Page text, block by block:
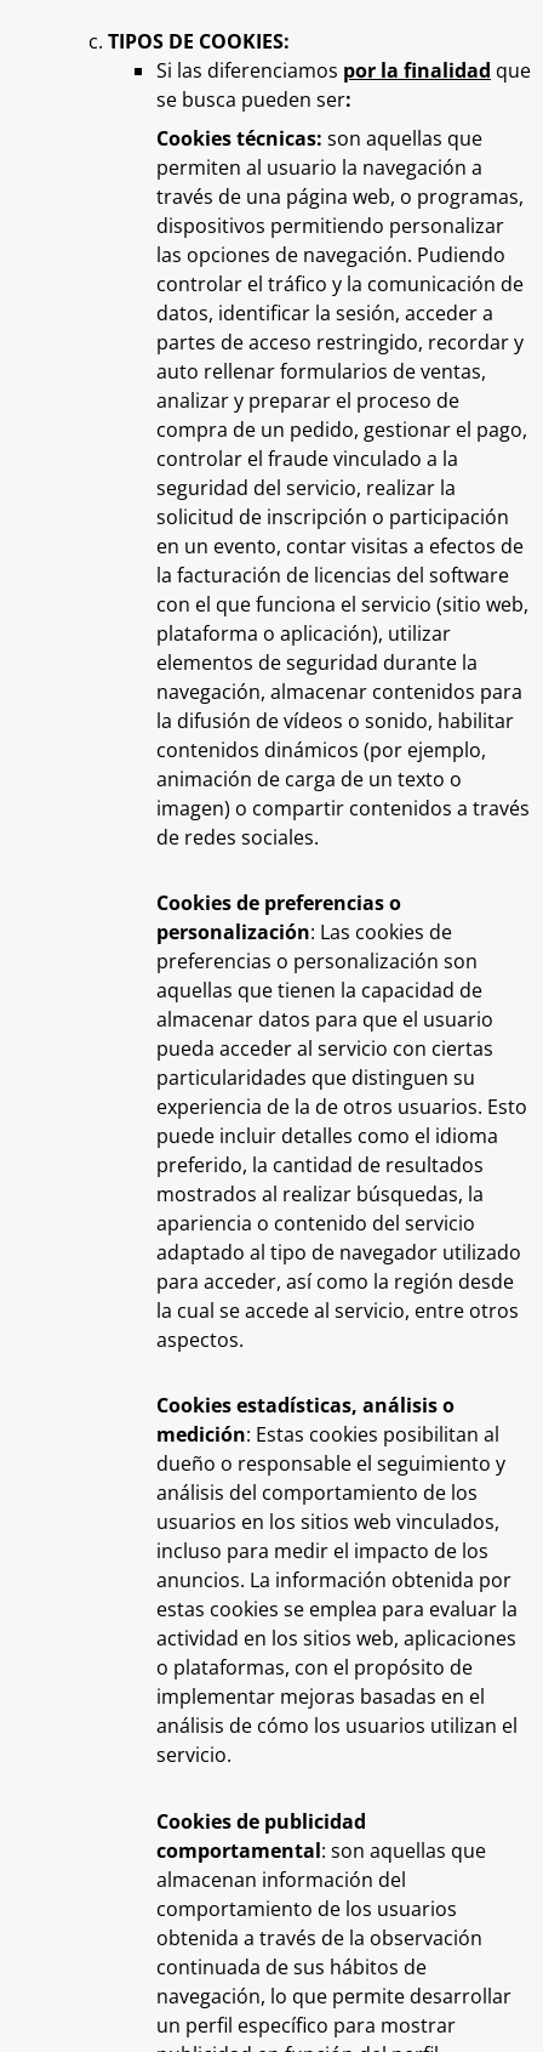
TIPOS DE COOKIES:
Si las diferenciamos por la finalidad que
se busca pueden ser:
Cookies técnicas: son aquellas que
permiten al usuario la navegación a
través de una página web, o programas,
dispositivos permitiendo personalizar
las opciones de navegación. Pudiendo
controlar el tráfico y la comunicación de
datos, identificar la sesión, acceder a
partes de acceso restringido, recordar y
auto rellenar formularios de ventas,
analizar y preparar el proceso de
compra de un pedido, gestionar el pago,
controlar el fraude vinculado a la
seguridad del servicio, realizar la
solicitud de inscripción o participación
en un evento, contar visitas a efectos de
la facturación de licencias del software
con el que funciona el servicio (sitio web,
plataforma o aplicación), utilizar
elementos de seguridad durante la
navegación, almacenar contenidos para
la difusión de vídeos o sonido, habilitar
contenidos dinámicos (por ejemplo,
animación de carga de un texto o
imagen) o compartir contenidos a través
de redes sociales.
Cookies de preferencias o
personalización: Las cookies de
preferencias o personalización son
aquellas que tienen la capacidad de
almacenar datos para que el usuario
pueda acceder al servicio con ciertas
particularidades que distinguen su
experiencia de la de otros usuarios. Esto
puede incluir detalles como el idioma
preferido, la cantidad de resultados
mostrados al realizar búsquedas, la
apariencia o contenido del servicio
adaptado al tipo de navegador utilizado
para acceder, así como la región desde
la cual se accede al servicio, entre otros
aspectos.
Cookies estadísticas, análisis o
medición: Estas cookies posibilitan al
dueño o responsable el seguimiento y
análisis del comportamiento de los
usuarios en los sitios web vinculados,
incluso para medir el impacto de los
anuncios. La información obtenida por
estas cookies se emplea para evaluar la
actividad en los sitios web, aplicaciones
o plataformas, con el propósito de
implementar mejoras basadas en el
análisis de cómo los usuarios utilizan el
servicio.
Cookies de publicidad
comportamental: son aquellas que
almacenan información del
comportamiento de los usuarios
obtenida a través de la observación
continuada de sus hábitos de
navegación, lo que permite desarrollar
un perfil específico para mostrar